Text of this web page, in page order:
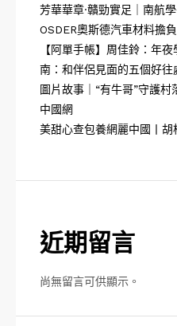
芳華華章·贛勁實足｜南航
OSDER奧斯德汽車材料擔負
【阿單手帳】周佳鈴：年
南：和伴侶見面的五個好往
圖片故事｜“有牛哥”守護村
中國網
美甜心查包養網麗中國丨胡
近期留言
尚無留言可供顯示。